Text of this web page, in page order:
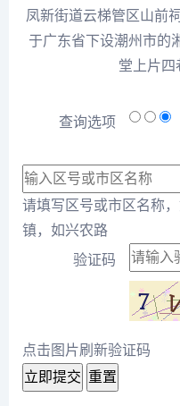
凤新街道云梯管区山前
于广东省下设潮州市的
堂上片四
查询选项
请填写区号或市区名称
镇，如兴农路
验证码
点击图片刷新验证码
立即提交 重置